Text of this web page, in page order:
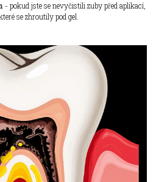
- pokud jste se nevyčistili zuby před aplikací,
se zhroutily pod gel.